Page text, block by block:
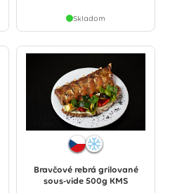
Skladom
Bravčové rebrá grilované
sous-vide 500g KMS